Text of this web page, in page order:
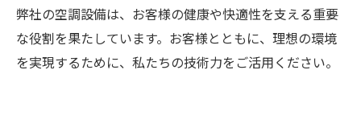
弊社の空調設備は、お客様の健康や快適性を支える重要
な役割を果たしています。お客様とともに、理想の環境
を実現するために、私たちの技術力をご活用ください。